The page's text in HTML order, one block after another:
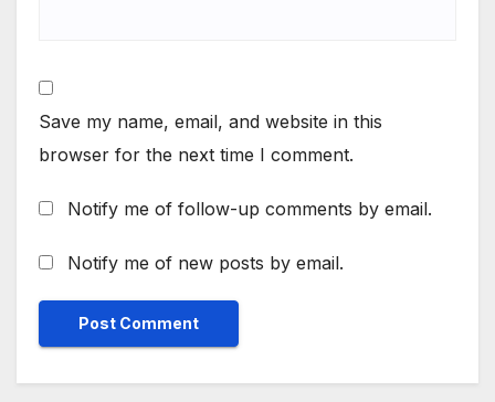
Save my name, email, and website in this
browser for the next time I comment.
Notify me of follow-up comments by email.
Notify me of new posts by email.